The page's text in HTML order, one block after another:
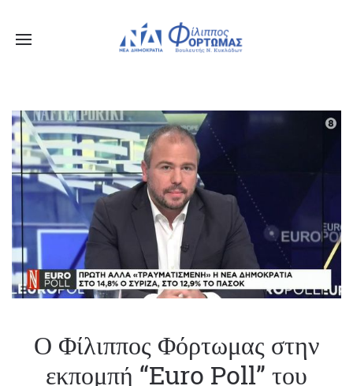
Ο Φίλιππος Φόρτωμας στην
εκπομπή “Euro Poll” του
Ενημερωθείτε Πρώτοι για τα Τελευταία Νέα
για τις δράσεις του Βουλευτή μας!